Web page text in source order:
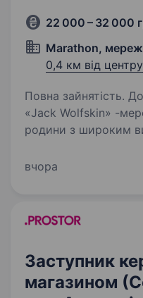
22 000 – 32 000
Marathon,
0,4 км від центру
Повна зайнятість.
«Jack Wolfskin» -
родини з широким
дистриб’ютором
вчора
Заступник
магазином